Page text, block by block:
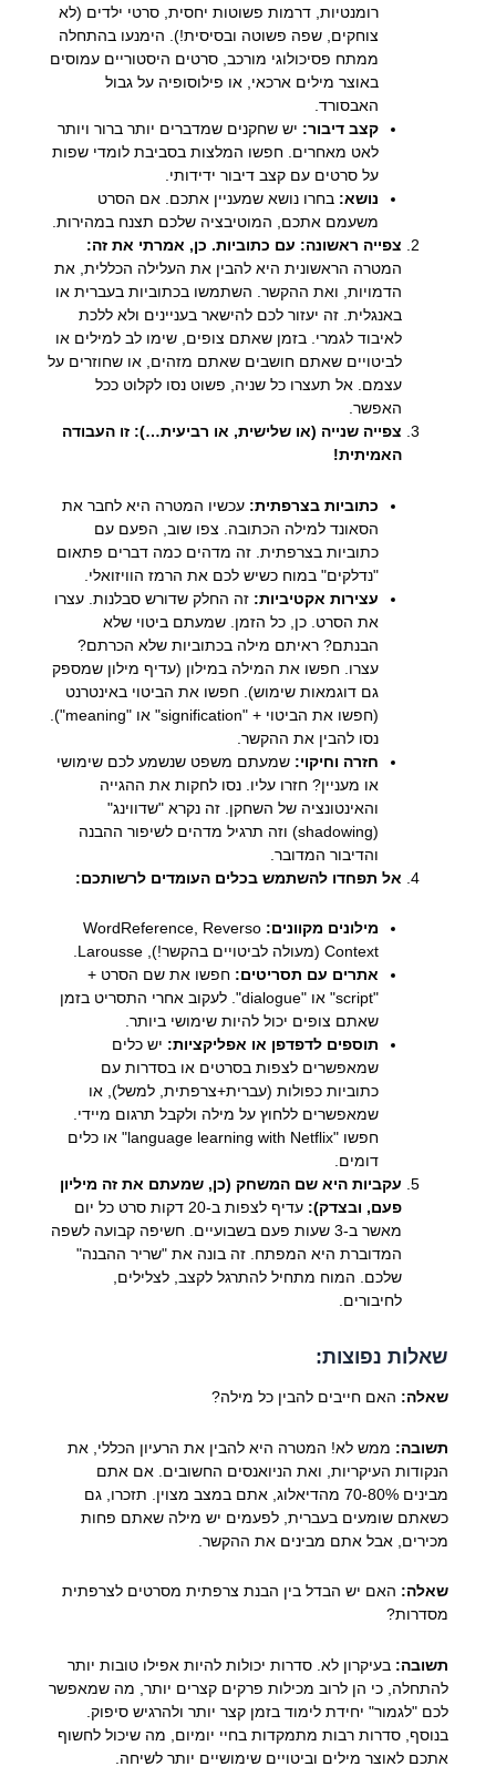
רומנטיות, דרמות פשוטות יחסית, סרטי ילדים (לא
צוחקים, שפה פשוטה ובסיסית!). הימנעו בהתחלה
ממתח פסיכולוגי מורכב, סרטים היסטוריים עמוסים
באוצר מילים ארכאי, או פילוסופיה על גבול
האבסורד.
קצב דיבור: יש שחקנים שמדברים יותר ברור ויותר
לאט מאחרים. חפשו המלצות בסביבת לומדי שפות
על סרטים עם קצב דיבור ידידותי.
נושא: בחרו נושא שמעניין אתכם. אם הסרט
משעמם אתכם, המוטיבציה שלכם תצנח במהירות.
צפייה ראשונה: עם כתוביות. כן, אמרתי את זה:
המטרה הראשונית היא להבין את העלילה הכללית, את
הדמויות, ואת ההקשר. השתמשו בכתוביות בעברית או
באנגלית. זה יעזור לכם להישאר בעניינים ולא ללכת
לאיבוד לגמרי. בזמן שאתם צופים, שימו לב למילים או
לביטויים שאתם חושבים שאתם מזהים, או שחוזרים על
עצמם. אל תעצרו כל שניה, פשוט נסו לקלוט ככל
האפשר.
צפייה שנייה (או שלישית, או רביעית…): זו העבודה
האמיתית!
כתוביות בצרפתית: עכשיו המטרה היא לחבר את
הסאונד למילה הכתובה. צפו שוב, הפעם עם
כתוביות בצרפתית. זה מדהים כמה דברים פתאום
"נדלקים" במוח כשיש לכם את הרמז הוויזואלי.
עצירות אקטיביות: זה החלק שדורש סבלנות. עצרו
את הסרט. כן, כל הזמן. שמעתם ביטוי שלא
הבנתם? ראיתם מילה בכתוביות שלא הכרתם?
עצרו. חפשו את המילה במילון (עדיף מילון שמספק
גם דוגמאות שימוש). חפשו את הביטוי באינטרנט
(חפשו את הביטוי + "signification" או "meaning").
נסו להבין את ההקשר.
חזרה וחיקוי: שמעתם משפט שנשמע לכם שימושי
או מעניין? חזרו עליו. נסו לחקות את ההגייה
והאינטונציה של השחקן. זה נקרא "שדווינג"
(shadowing) וזה תרגיל מדהים לשיפור ההבנה
והדיבור המדובר.
אל תפחדו להשתמש בכלים העומדים לרשותכם:
מילונים מקוונים: WordReference, Reverso
Context (מעולה לביטויים בהקשר!), Larousse.
אתרים עם תסריטים: חפשו את שם הסרט +
"script" או "dialogue". לעקוב אחרי התסריט בזמן
שאתם צופים יכול להיות שימושי ביותר.
תוספים לדפדפן או אפליקציות: יש כלים
שמאפשרים לצפות בסרטים או בסדרות עם
כתוביות כפולות (עברית+צרפתית, למשל), או
שמאפשרים ללחוץ על מילה ולקבל תרגום מיידי.
חפשו "language learning with Netflix" או כלים
דומים.
עקביות היא שם המשחק (כן, שמעתם את זה מיליון
פעם, ובצדק):
עדיף לצפות ב-20 דקות סרט כל יום
מאשר ב-3 שעות פעם בשבועיים. חשיפה קבועה לשפה
המדוברת היא המפתח. זה בונה את "שריר ההבנה"
שלכם. המוח מתחיל להתרגל לקצב, לצלילים,
לחיבורים.
שאלות נפוצות:
שאלה: האם חייבים להבין כל מילה?
תשובה: ממש לא! המטרה היא להבין את הרעיון הכללי, את
הנקודות העיקריות, ואת הניואנסים החשובים. אם אתם
מבינים 70-80% מהדיאלוג, אתם במצב מצוין. תזכרו, גם
כשאתם שומעים בעברית, לפעמים יש מילה שאתם פחות
מכירים, אבל אתם מבינים את ההקשר.
שאלה: האם יש הבדל בין הבנת צרפתית מסרטים לצרפתית
מסדרות?
תשובה: בעיקרון לא. סדרות יכולות להיות אפילו טובות יותר
להתחלה, כי הן לרוב מכילות פרקים קצרים יותר, מה שמאפשר
לכם "לגמור" יחידת לימוד בזמן קצר יותר ולהרגיש סיפוק.
בנוסף, סדרות רבות מתמקדות בחיי יומיום, מה שיכול לחשוף
אתכם לאוצר מילים וביטויים שימושיים יותר לשיחה.